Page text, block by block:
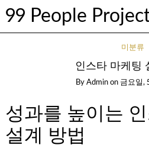
99 People
미분류
인스타 마케팅
By Admin on 금요일,
성과를 높이는
설계 방법